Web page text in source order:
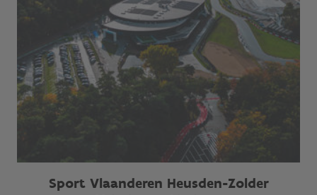
Sport Vlaanderen Heusden-Zolder